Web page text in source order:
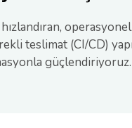
teslimat (CI/CD)
güçlendiriyoruz.